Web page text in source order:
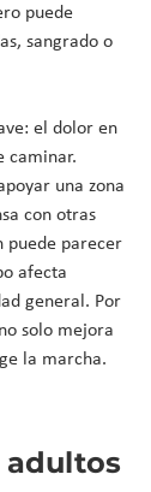
puede
sangrado o
el dolor en
caminar.
una zona
con otras
puede parecer
afecta
general. Por
solo mejora
la marcha.